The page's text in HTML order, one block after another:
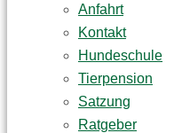
Anfahrt
Kontakt
Hundeschule
Tierpension
Satzung
Ratgeber